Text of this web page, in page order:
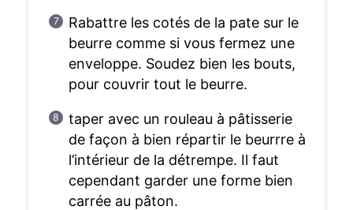
Rabattre les cotés de la pate sur le
beurre comme si vous fermez une
enveloppe. Soudez bien les bouts,
pour couvrir tout le beurre.
taper avec un rouleau à pâtisserie
de façon à bien répartir le beurrre à
l’intérieur de la détrempe. Il faut
cependant garder une forme bien
carrée au pâton.